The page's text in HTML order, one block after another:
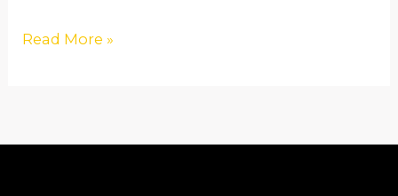
Read More »